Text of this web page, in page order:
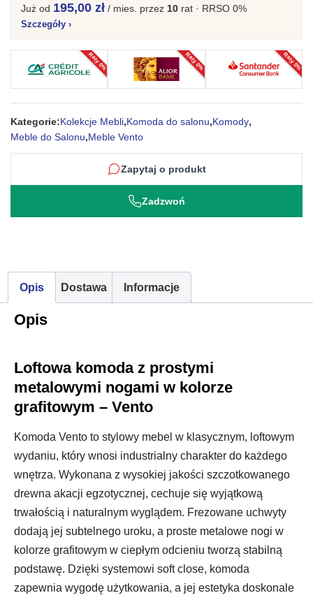
prostymi
grafitowym
–
Vento
Już od 195,00 zł / mies. przez 10 rat · RRSO 0%
Szczegóły ›
Raty 0% Raty 0% Raty 0%
Kategorie:Kolekcje Mebli,Komoda do salonu,Komody,
Meble do Salonu,Meble Vento
Zapytaj o produkt
Zadzwoń
Opis Dostawa Informacje
Opis
Loftowa komoda z prostymi
metalowymi nogami w kolorze
grafitowym – Vento
Komoda Vento to stylowy mebel w klasycznym, loftowym
wydaniu, który wnosi industrialny charakter do każdego
wnętrza. Wykonana z wysokiej jakości szczotkowanego
drewna akacji egzotycznej, cechuje się wyjątkową
trwałością i naturalnym wyglądem. Frezowane uchwyty
dodają jej subtelnego uroku, a proste metalowe nogi w
kolorze grafitowym w ciepłym odcieniu tworzą stabilną
podstawę. Dzięki systemowi soft close, komoda
zapewnia wygodę użytkowania, a jej estetyka doskonale